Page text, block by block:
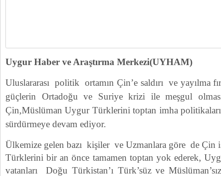
Uygur Haber ve Araştırma Merkezi(UYHAM)
Uluslararası politik ortamın Çin’e saldırı ve yayılma
güçlerin Ortadoğu ve Suriye krizi ile meşgul
Çin,Müslüman Uygur Türklerini toptan imha
sürdürmeye devam ediyor.
Ülkemize gelen bazı kişiler ve Uzmanlara göre de Çin
Türklerini bir an önce tamamen toptan yok ederek,
vatanları Doğu Türkistan’ı Türk’süz ve